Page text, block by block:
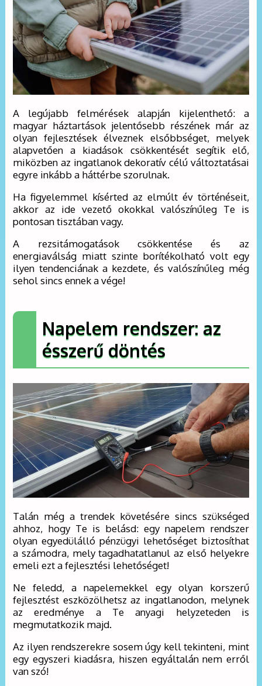
A legújabb felmérések alapján kijelenthető: a
magyar háztartások jelentősebb részének már az
olyan fejlesztések élveznek elsőbbséget, melyek
alapvetően a kiadások csökkentését segítik elő,
miközben az ingatlanok dekoratív célú változtatásai
egyre inkább a háttérbe szorulnak.
Ha figyelemmel kísérted az elmúlt év történéseit,
akkor az ide vezető okokkal valószínűleg Te is
pontosan tisztában vagy.
A rezsitámogatások csökkentése és az
energiaválság miatt szinte borítékolható volt egy
ilyen tendenciának a kezdete, és valószínűleg még
sehol sincs ennek a vége!
Napelem rendszer: az
ésszerű döntés
Talán még a trendek követésére sincs szükséged
ahhoz, hogy Te is belásd: egy napelem rendszer
olyan egyedülálló pénzügyi lehetőséget biztosíthat
a számodra, mely tagadhatatlanul az első helyekre
emeli ezt a fejlesztési lehetőséget!
Ne feledd, a napelemekkel egy olyan korszerű
fejlesztést eszközölhetsz az ingatlanodon, melynek
az eredménye a Te anyagi helyzeteden is
megmutatkozik majd.
Az ilyen rendszerekre sosem úgy kell tekinteni, mint
egy egyszeri kiadásra, hiszen egyáltalán nem erről
van szó!